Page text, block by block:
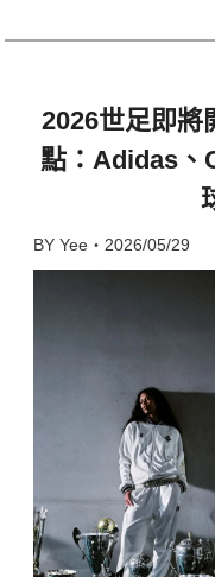
2026世足即將
點：Adidas、
BY Yee・2026/05/29